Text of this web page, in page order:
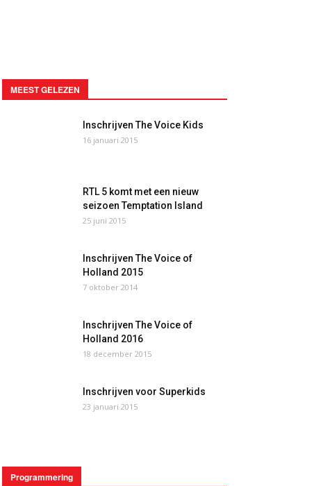
MEEST GELEZEN
Inschrijven The Voice Kids
16 januari 2015
RTL 5 komt met een nieuw
seizoen Temptation Island
25 juni 2015
Inschrijven The Voice of
Holland 2015
7 oktober 2014
Inschrijven The Voice of
Holland 2016
18 december 2015
Inschrijven voor Superkids
23 januari 2015
Programmering